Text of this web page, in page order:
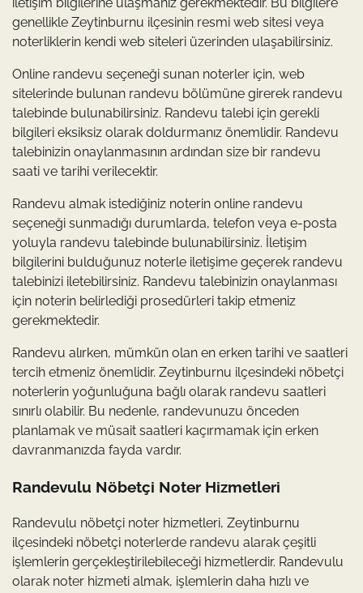
iletişim bilgilerine ulaşmanız gerekmektedir. Bu bilgilere
genellikle Zeytinburnu ilçesinin resmi web sitesi veya
noterliklerin kendi web siteleri üzerinden ulaşabilirsiniz.
Online randevu seçeneği sunan noterler için, web
sitelerinde bulunan randevu bölümüne girerek randevu
talebinde bulunabilirsiniz. Randevu talebi için gerekli
bilgileri eksiksiz olarak doldurmanız önemlidir. Randevu
talebinizin onaylanmasının ardından size bir randevu
saati ve tarihi verilecektir.
Randevu almak istediğiniz noterin online randevu
seçeneği sunmadığı durumlarda, telefon veya e-posta
yoluyla randevu talebinde bulunabilirsiniz. İletişim
bilgilerini bulduğunuz noterle iletişime geçerek randevu
talebinizi iletebilirsiniz. Randevu talebinizin onaylanması
için noterin belirlediği prosedürleri takip etmeniz
gerekmektedir.
Randevu alırken, mümkün olan en erken tarihi ve saatleri
tercih etmeniz önemlidir. Zeytinburnu ilçesindeki nöbetçi
noterlerin yoğunluğuna bağlı olarak randevu saatleri
sınırlı olabilir. Bu nedenle, randevunuzu önceden
planlamak ve müsait saatleri kaçırmamak için erken
davranmanızda fayda vardır.
Randevulu Nöbetçi Noter Hizmetleri
Randevulu nöbetçi noter hizmetleri, Zeytinburnu
ilçesindeki nöbetçi noterlerde randevu alarak çeşitli
işlemlerin gerçekleştirilebileceği hizmetlerdir. Randevulu
olarak noter hizmeti almak, işlemlerin daha hızlı ve